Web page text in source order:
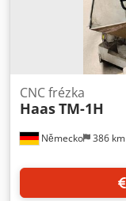
Německo 386 km
CNC frézka
HaasTM-1H